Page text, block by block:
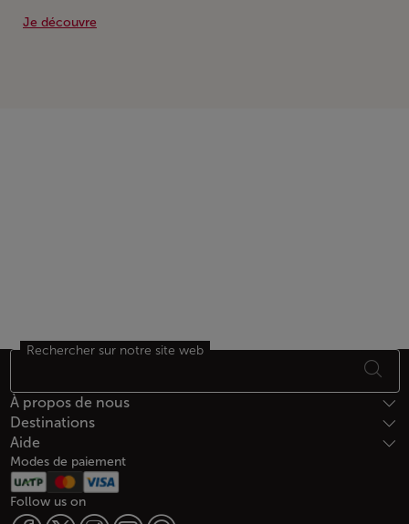
Je découvre
Bas de page Plan du site
Rechercher sur notre site web
À propos de nous
Destinations
Aide
Modes de paiement
Follow us on